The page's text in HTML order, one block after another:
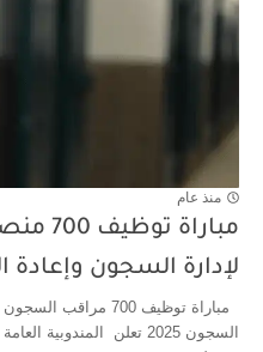
منذ عام
لإدارة السجون وإعادة
مباراة توظيف 700
السجون 2025 تعلن